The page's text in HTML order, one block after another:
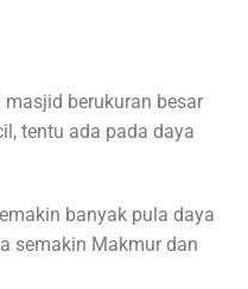
berukuran besar
tentu ada pada daya
banyak pula daya
semakin Makmur dan